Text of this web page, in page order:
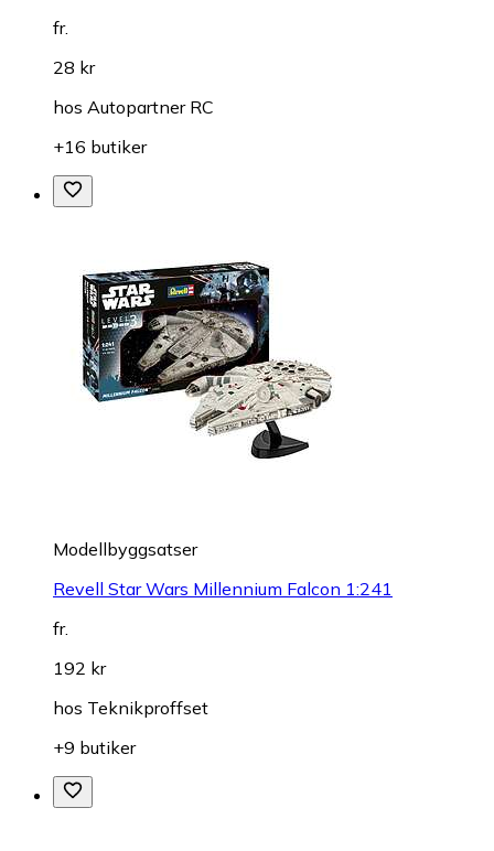
fr.
28 kr
hos Autopartner RC
+16 butiker
Modellbyggsatser
Revell Star Wars Millennium Falcon 1:241
fr.
192 kr
hos Teknikproffset
+9 butiker